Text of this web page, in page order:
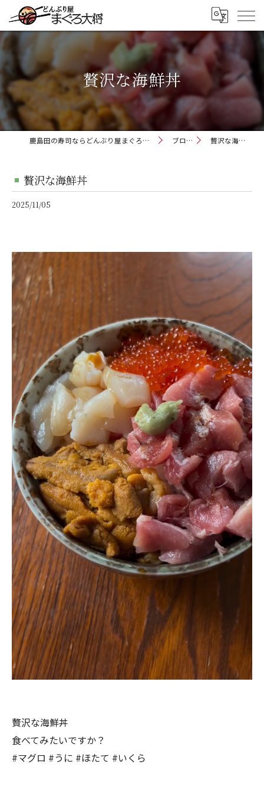
贅沢な海鮮丼
鹿島田の寿司ならどんぶり屋まぐろ大将 ブログ 贅沢な海鮮丼
贅沢な海鮮丼
2025/11/05
贅沢な海鮮丼
食べてみたいですか？
#マグロ #うに #ほたて #いくら